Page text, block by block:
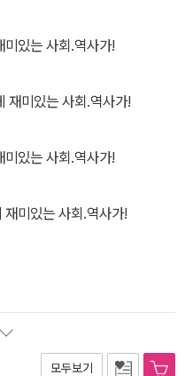
있는 사회.역사가!
재미있는 사회.역사가!
있는 사회.역사가!
미있는 사회.역사가!
모두보기